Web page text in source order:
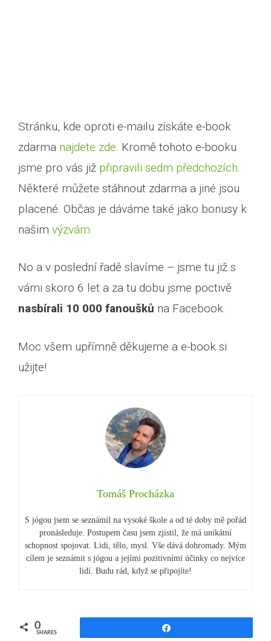
Stránku, kde oproti e-mailu získáte e-book
zdarma najdete zde . Kromě tohoto e-booku
jsme pro vás již připravili sedm předchozích
Některé můžete stáhnout zdarma a jiné jsou
placené. Občas je dáváme také jako bonusy k
našim výzvám
No a v poslední řadě slavíme – jsme tu již s
vámi skoro 6 let a za tu dobu jsme poctivě
nasbírali 10 000 fanoušků na Facebook.
Moc všem upřímně děkujeme a e-book si
užijte!
Tomáš Procházka
S jógou jsem se seznámil na vysoké škole a od té doby mě pořád
pronásleduje. Postupem času jsem zjistil, že má unikátní
schopnost spojovat. Lidi, tělo, mysl. Vše dává dohromady. Mým
cílem je seznámit s jógou a jejími pozitivními účinky co nejvíce
lidí. Budu rád, když se připojíte!
0
SHARES